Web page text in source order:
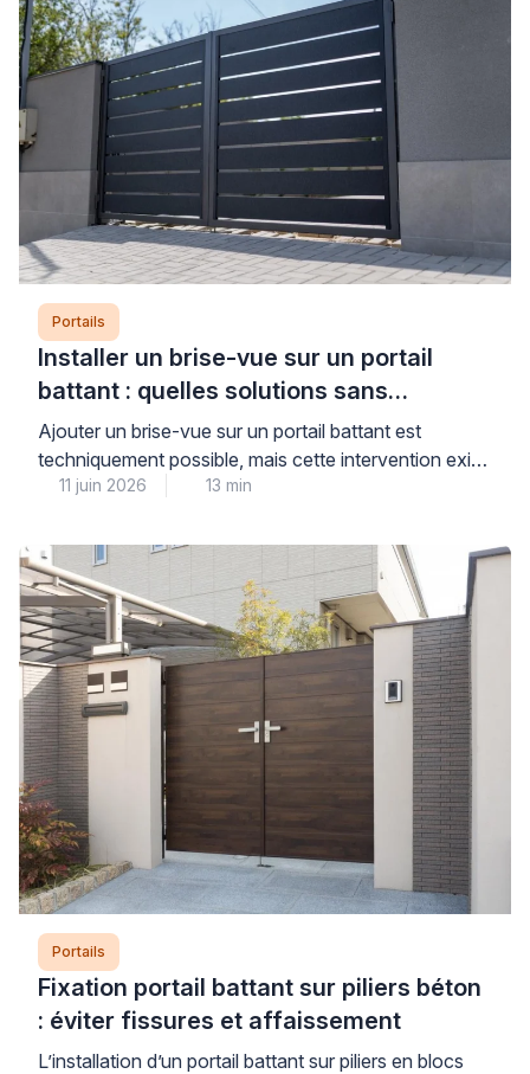
terme. Pour faire le bon choix, il convient […]
Portails
Installer un brise-vue sur un portail
battant : quelles solutions sans
aggraver l’affaissement ?
Ajouter un brise-vue sur un portail battant est
techniquement possible, mais cette intervention exige
un diagnostic préalable rigoureux pour ne pas
structure déjà sollicitée. La prise au vent et le poids
supplémentaire constituent les deux facteurs
aggravants principaux, particulièrement sur des
gonds fatigués ou des poteaux mal scellés. […]
11 juin 2026 13 min
Portails
Fixation portail battant sur piliers béton
: éviter fissures et affaissement
L’installation d’un portail battant sur piliers en blocs